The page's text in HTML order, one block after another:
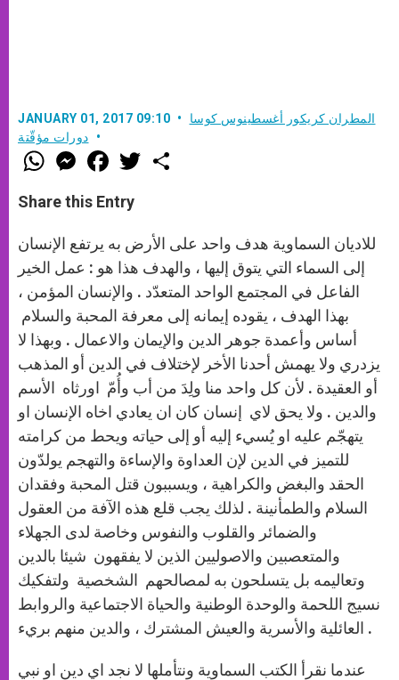
JANUARY 01, 2017 09:10
المطران كريكور أغسطينوس كوسا
دورات مؤقّتة
W
h
t
s
p
p
M
e
s
e
g
e
r
F
a
e
b
o
k
w
Share this Entry
للاديان السماوية هدف واحد على الأرض به يرتفع الإنسان
إلى السماء التي يتوق إليها ، والهدف هذا هو : عمل الخير
الفاعل في المجتمع الواحد المتعدّد . والإنسان المؤمن ،
بهذا الهدف ، يقوده إيمانه إلى معرفة المحبة والسلام
أساس وأعمدة جوهر الدين والإيمان والاعمال . وبهذا لا
يزدري ولا يهمش أحدنا الأخر لإختلاف في الدين أو المذهب
أو العقيدة . لأن كل واحد منا ولِدَ من أب وأُمّ اورثاه الأسم
والدين . ولا يحق لاي إنسان كان ان يعادي اخاه الإنسان او
يتهجّم عليه او يُسيء إليه أو إلى حياته ويحط من كرامته
للتميز في الدين لإن العداوة والإساءة والتهجم يولدّون
الحقد والبغض والكراهية ، ويسببون قتل المحبة وفقدان
السلام والطمأنينة . لذلك يجب قلع هذه الآفة من العقول
والضمائر والقلوب والنفوس وخاصة لدى الجهلاء
والمتعصبين والاصوليين الذين لا يفقهون شيئا بالدين
وتعاليمه بل يتسلحون به لمصالحهم الشخصية ولتفكيك
نسيج اللحمة والوحدة الوطنية والحياة الاجتماعية والروابط
العائلية والأسرية والعيش المشترك ، والدين منهم بريء .
عندما نقرأ الكتب السماوية ونتأملها لا نجد اي دين او نبي